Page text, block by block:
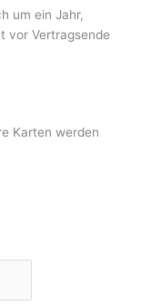
um ein Jahr,
vor Vertragsende
Karten werden